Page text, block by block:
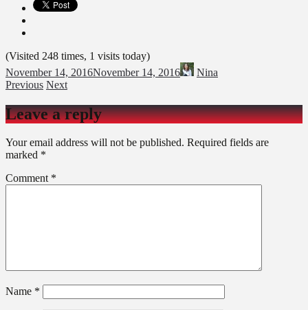
(Visited 248 times, 1 visits today)
November 14, 2016November 14, 2016
Nina
Previous Next
Leave a reply
Your email address will not be published. Required fields are
marked *
Comment *
Name *